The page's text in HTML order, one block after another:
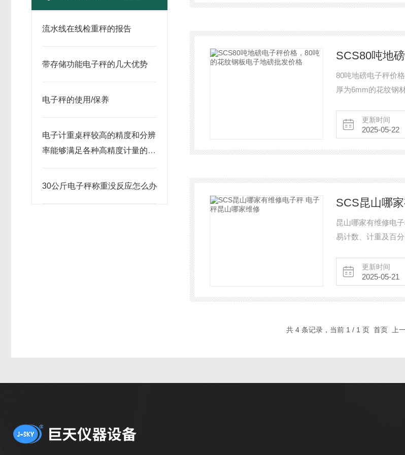
流水线在线检重秤的报告
带存储功能电子秤的几大优势
电子秤的使用/保养
电子计重桌秤较高的精度和分辨
率能够满足各种高精度计量的需
30公斤电子秤称重没反应怎么办
80吨地磅电子秤价格，80吨的
厚为6mm的花纹钢
的与重量控制显示
更新时间
2025-05-22
SCS昆山哪
昆山哪家有维修电
易计数、计重及百
示精度。 6.大型液
350欧
更新时间
2025-05-21
共 4 条记录，当前 1 / 1 页 首页 上